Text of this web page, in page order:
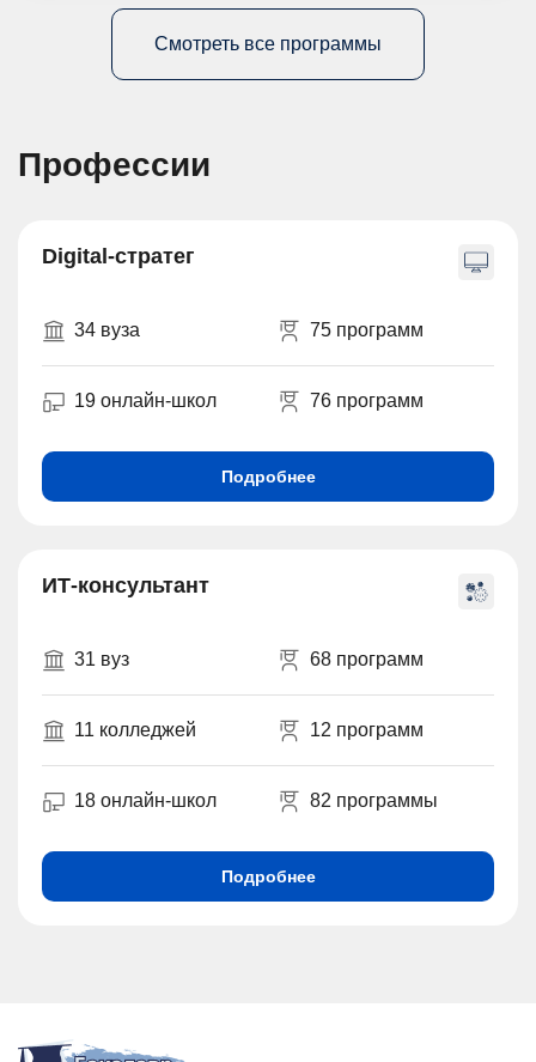
Смотреть все программы
Профессии
Digital-стратег
34 вуза 75 программ
19 онлайн-школ 76 программ
Подробнее
ИТ-консультант
31 вуз 68 программ
11 колледжей 12 программ
18 онлайн-школ 82 программы
Подробнее